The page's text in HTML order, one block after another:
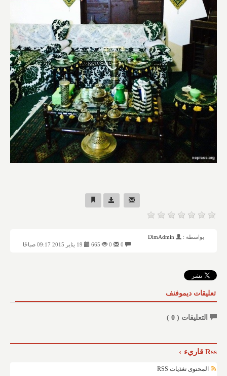
بواسطة :
DimAdmin
665
تعليقات ديموفنف
التعليقات ( 0
)
Rss قاريء
المحتوى تغذيات RSS